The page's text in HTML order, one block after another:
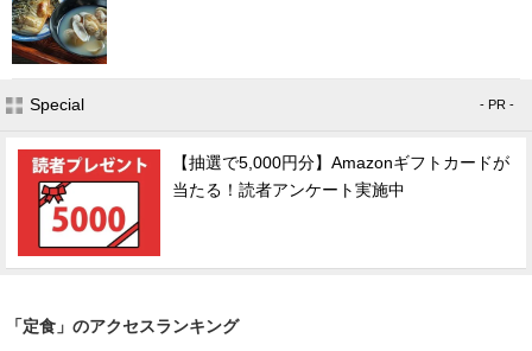
Special - PR -
【抽選で5,000円分】Amazonギフトカードが
当たる！読者アンケート実施中
「定食」のアクセスランキング